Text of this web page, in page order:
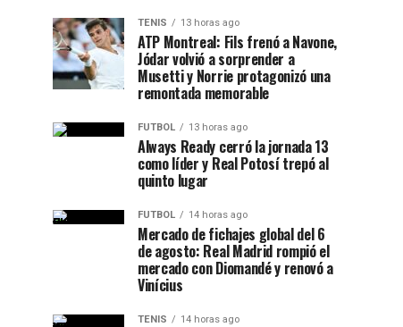
TENIS 13 horas ago
ATP Montreal: Fils frenó a Navone,
Jódar volvió a sorprender a
Musetti y Norrie protagonizó una
remontada memorable
FUTBOL 13 horas ago
Always Ready cerró la jornada 13
como líder y Real Potosí trepó al
quinto lugar
FUTBOL 14 horas ago
Mercado de fichajes global del 6
de agosto: Real Madrid rompió el
mercado con Diomandé y renovó a
Vinícius
TENIS 14 horas ago